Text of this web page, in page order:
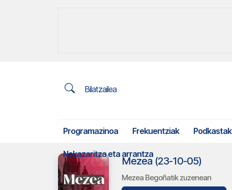
Bilatzailea
Programazinoa Frekuentziak Podkastak
Nekazaritza eta arrantza
Mezea (23-10-05)
Mezea Begoñatik zuzenean